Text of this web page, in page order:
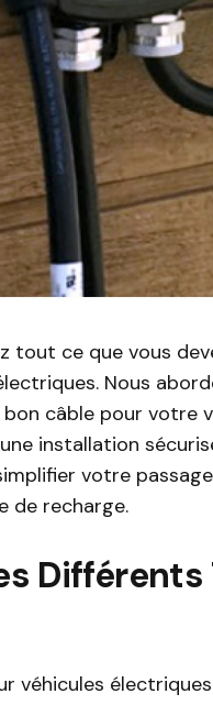
tout ce que vous
Nous
câble pour votre
installation
votre
de recharge.
Différents
véhicules